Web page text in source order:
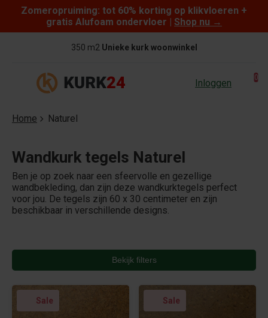
Skip to content
Zomeropruiming: tot 60% korting op klikvloeren +
gratis Alufoam ondervloer | Shop nu →
350 m2 Unieke kurk woonwinkel
Inloggen 0
Home Naturel
Wandkurk tegels Naturel
Ben je op zoek naar een sfeervolle en gezellige
wandbekleding, dan zijn deze wandkurktegels perfect
voor jou. De tegels zijn 60 x 30 centimeter en zijn
beschikbaar in verschillende designs.
Bekijk filters
Sale Sale